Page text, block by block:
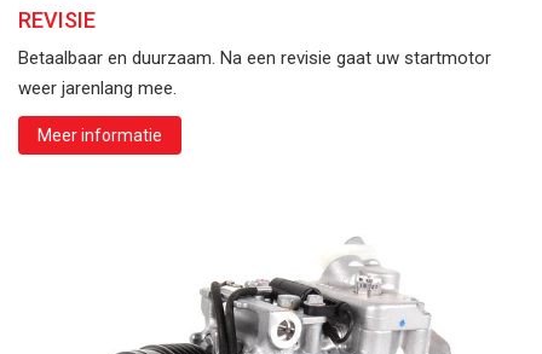
REVISIE
Betaalbaar en duurzaam. Na een revisie gaat uw startmotor
weer jarenlang mee.
Meer informatie